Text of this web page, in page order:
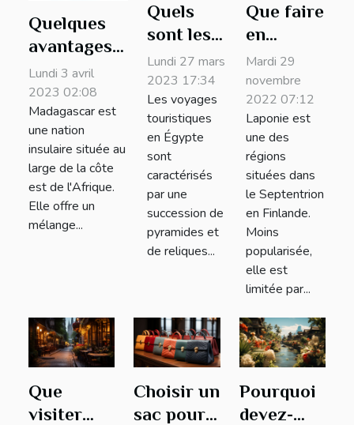
Quelques
avantages à
visiter
Madagascar
Lundi 3 avril
2023 02:08
Madagascar est
une nation
insulaire située au
large de la côte
est de l'Afrique.
Elle offre un
mélange...
Quels
sont les
plus
beaux
temples à
visiter en
Égypte
lors d’un
voyage ?
Lundi 27 mars
2023 17:34
Les voyages
touristiques
en Égypte
sont
caractérisés
par une
succession de
pyramides et
de reliques...
Que faire
en
Laponie
en temps
d'hiver ?
Mardi 29
novembre
2022 07:12
Laponie est
une des
régions
situées dans
le Septentrion
en Finlande.
Moins
popularisée,
elle est
limitée par...
Que
visiter
Choisir un
sac pour
Pourquoi
devez-